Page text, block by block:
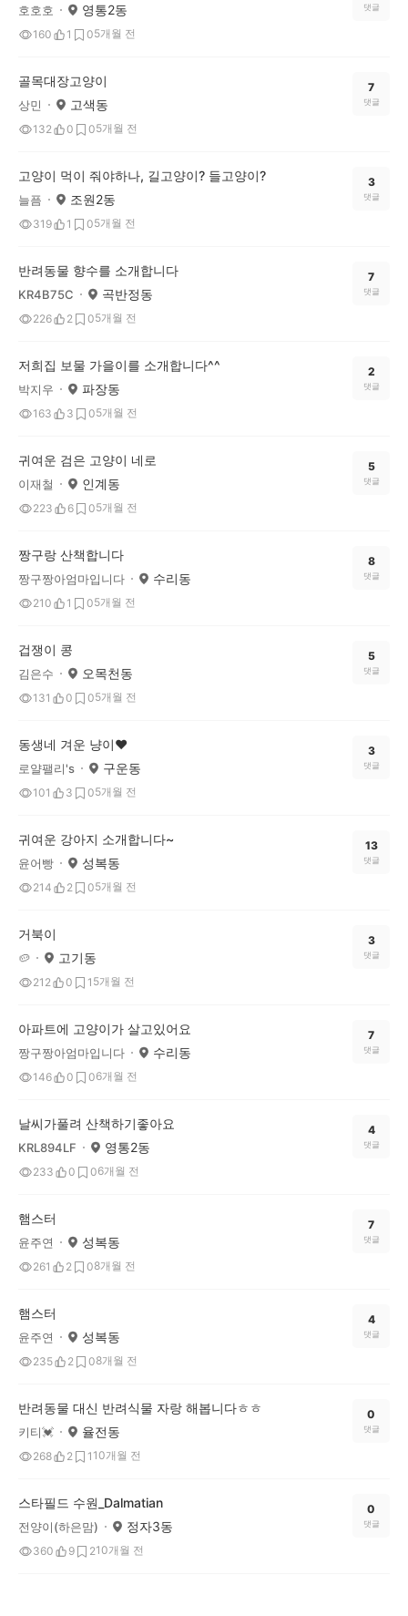
호호호 영통2동
160 1 05개월 전
댓글
골목대장고양이
상민 고색동
132 0 05개월 전
7
댓글
고양이 먹이 줘야하나, 길고양이? 들고양이?
늘픔 조원2동
319 1 05개월 전
3
댓글
반려동물 향수를 소개합니다
KR4B75C 곡반정동
226 2 05개월 전
7
댓글
저희집 보물 가을이를 소개합니다^^
박지우 파장동
163 3 05개월 전
2
댓글
귀여운 검은 고양이 네로
이재철 인계동
223 6 05개월 전
5
댓글
짱구랑 산책합니다
짱구짱아엄마입니다 수리동
210 1 05개월 전
8
댓글
겁쟁이 콩
김은수 오목천동
131 0 05개월 전
5
댓글
동생네 겨운 냥이❤
로얄팰리's 구운동
101 3 05개월 전
3
댓글
귀여운 강아지 소개합니다~
윤어빵 성복동
214 2 05개월 전
13
댓글
거북이
🥔 고기동
212 0 1 5개월 전
3
댓글
아파트에 고양이가 살고있어요
짱구짱아엄마입니다 수리동
146 0 06개월 전
7
댓글
날씨가풀려 산책하기좋아요
KRL894LF 영통2동
233 0 06개월 전
4
댓글
햄스터
윤주연 성복동
261 2 08개월 전
7
댓글
햄스터
윤주연 성복동
235 2 08개월 전
4
댓글
반려동물 대신 반려식물 자랑 해봅니다ㅎㅎ
키티💓 율전동
268 2 1 10개월 전
0
댓글
스타필드 수원_Dalmatian
전양이(하은맘) 정자3동
360 9 210개월 전
0
댓글